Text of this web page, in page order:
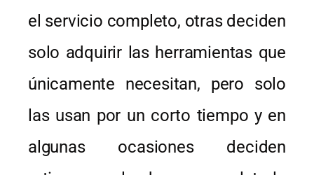
el servicio completo, otras deciden
solo adquirir las herramientas que
únicamente necesitan, pero solo
las usan por un corto tiempo y en
algunas ocasiones deciden